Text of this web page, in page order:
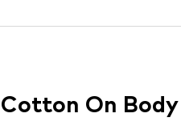
Cotton On Body